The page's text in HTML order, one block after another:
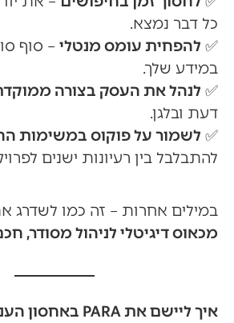
כל דבר נמצא.
✅ להפחית עומס מנטלי – סוף
במידע שלך.
✅ לנהל את העסק בצורה
דעת ובלגן.
✅ לשמור על פוקוס במשימות
להתבלבל בין רעיונות ישנים
במילים אחרות – זה כמו לשדרג
מכאוס דיגיטלי לניהול מסודר,